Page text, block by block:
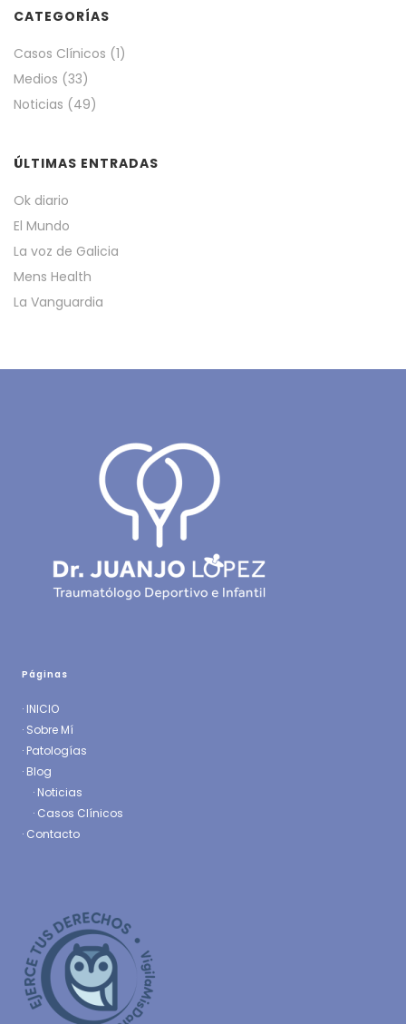
CATEGORÍAS
Casos Clínicos (1)
Medios (33)
Noticias (49)
ÚLTIMAS ENTRADAS
Ok diario
El Mundo
La voz de Galicia
Mens Health
La Vanguardia
Páginas
· INICIO
· Sobre Mí
· Patologías
· Blog
· Noticias
· Casos Clínicos
· Contacto